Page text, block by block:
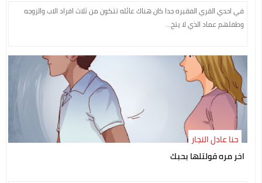
في احدي القري الفقيره جدا كان هناك عائله تتكون من ثلاث افراد الاب والزوجه
وطفلهم عماد الذي لا يتخ...
اخر مره قولتلها بحبك
حنا عادل النجار